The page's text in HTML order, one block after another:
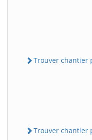
Trouver chantier
Trouver chantier